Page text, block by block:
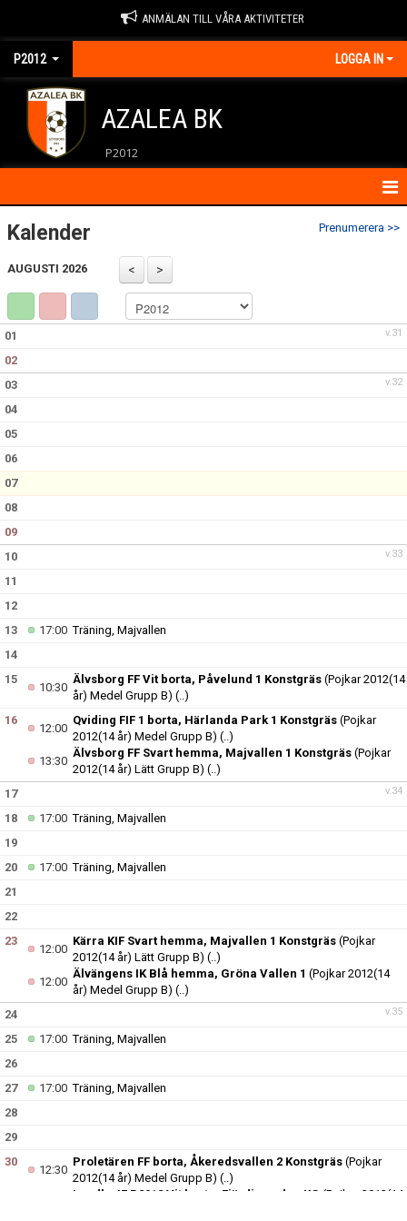
ANMÄLAN TILL VÅRA AKTIVITETER
P2012 LOGGA IN
AZALEA BK
P2012
HEM
KONTAKT
MATCHER
NYHETER
Prenumerera >>
Kalender
AUGUSTI 2026
v.31
01
02
v.32
03
04
05
06
07
08
09
v.33
10
11
12
13
17:00Träning, Majvallen
14
15
10:30
Älvsborg FF Vit borta, Påvelund 1 Konstgräs (Pojkar 2012(14
år) Medel Grupp B) (..)
16
12:00
Qviding FIF 1 borta, Härlanda Park 1 Konstgräs (Pojkar
2012(14 år) Medel Grupp B) (..)
13:30
Älvsborg FF Svart hemma, Majvallen 1 Konstgräs (Pojkar
2012(14 år) Lätt Grupp B) (..)
v.34
17
18
17:00Träning, Majvallen
19
20
17:00Träning, Majvallen
21
22
23
12:00
Kärra KIF Svart hemma, Majvallen 1 Konstgräs (Pojkar
2012(14 år) Lätt Grupp B) (..)
12:00
Älvängens IK Blå hemma, Gröna Vallen 1 (Pojkar 2012(14
år) Medel Grupp B) (..)
v.35
24
25
17:00Träning, Majvallen
26
27
17:00Träning, Majvallen
28
29
30
12:30
Proletären FF borta, Åkeredsvallen 2 Konstgräs (Pojkar
2012(14 år) Medel Grupp B) (..)
Lundby IF P2012 Vit borta, Fjärdingsplan KG (Pojkar 2012(14